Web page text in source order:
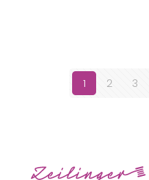
1 2 3